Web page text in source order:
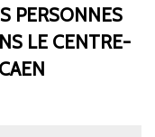
PERSONNES
LE CENTRE-